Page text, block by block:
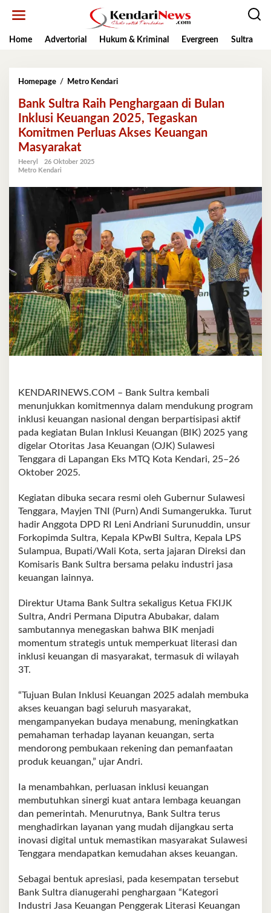
Home
Advertorial Hukum & Kriminal Evergreen Sultra
Homepage / Metro KendariBank
Raih
Penghargaan
di
Bulan
Komitmen
Perluas
Akses
Keuangan
Masyarakat
Bank Sultra Raih Penghargaan di Bulan
Inklusi Keuangan 2025, Tegaskan
Komitmen Perluas Akses Keuangan
Masyarakat
Heeryl
26 Oktober 2025
Metro Kendari
KENDARINEWS.COM – Bank Sultra kembali
menunjukkan komitmennya dalam mendukung program
inklusi keuangan nasional dengan berpartisipasi aktif
pada kegiatan Bulan Inklusi Keuangan (BIK) 2025 yang
digelar Otoritas Jasa Keuangan (OJK) Sulawesi
Tenggara di Lapangan Eks MTQ Kota Kendari, 25–26
Oktober 2025.
Kegiatan dibuka secara resmi oleh Gubernur Sulawesi
Tenggara, Mayjen TNI (Purn) Andi Sumangerukka. Turut
hadir Anggota DPD RI Leni Andriani Surunuddin, unsur
Forkopimda Sultra, Kepala KPwBI Sultra, Kepala LPS
Sulampua, Bupati/Wali Kota, serta jajaran Direksi dan
Komisaris Bank Sultra bersama pelaku industri jasa
keuangan lainnya.
Direktur Utama Bank Sultra sekaligus Ketua FKIJK
Sultra, Andri Permana Diputra Abubakar, dalam
sambutannya menegaskan bahwa BIK menjadi
momentum strategis untuk memperkuat literasi dan
inklusi keuangan di masyarakat, termasuk di wilayah
3T.
“Tujuan Bulan Inklusi Keuangan 2025 adalah membuka
akses keuangan bagi seluruh masyarakat,
mengampanyekan budaya menabung, meningkatkan
pemahaman terhadap layanan keuangan, serta
mendorong pembukaan rekening dan pemanfaatan
produk keuangan,” ujar Andri.
Ia menambahkan, perluasan inklusi keuangan
membutuhkan sinergi kuat antara lembaga keuangan
dan pemerintah. Menurutnya, Bank Sultra terus
menghadirkan layanan yang mudah dijangkau serta
inovasi digital untuk memastikan masyarakat Sulawesi
Tenggara mendapatkan kemudahan akses keuangan.
Sebagai bentuk apresiasi, pada kesempatan tersebut
Bank Sultra dianugerahi penghargaan “Kategori
Industri Jasa Keuangan Penggerak Literasi Keuangan